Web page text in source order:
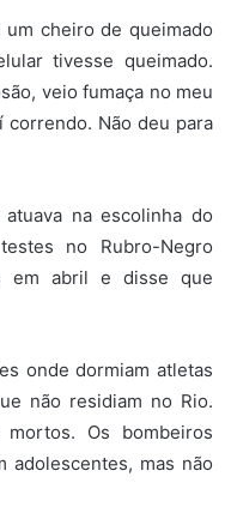
um cheiro de queimado
tivesse queimado.
veio fumaça no meu
Não deu para
na escolinha do
no Rubro-Negro
em abril e disse que
onde dormiam atletas
não residiam no Rio.
Os bombeiros
adolescentes, mas não